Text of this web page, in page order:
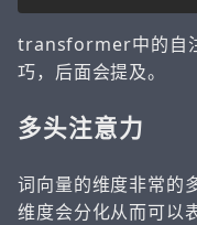
transformer中的自
巧，后面会提及。
多头注意力
词向量的维度非常的
维度会分化从而可以